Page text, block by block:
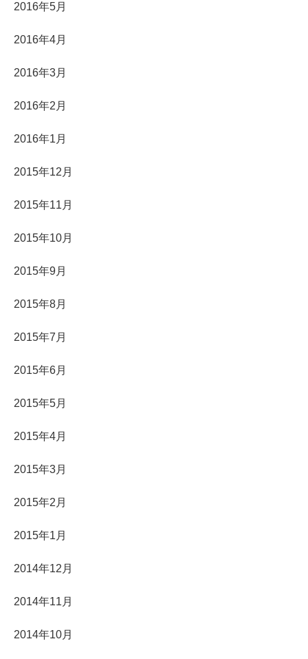
2016年5月
2016年4月
2016年3月
2016年2月
2016年1月
2015年12月
2015年11月
2015年10月
2015年9月
2015年8月
2015年7月
2015年6月
2015年5月
2015年4月
2015年3月
2015年2月
2015年1月
2014年12月
2014年11月
2014年10月